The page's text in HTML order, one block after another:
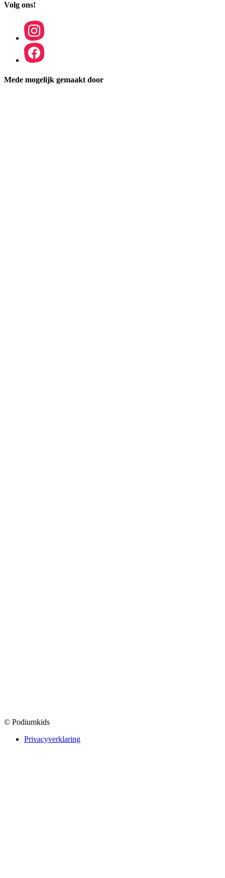
Volg ons!
Mede mogelijk gemaakt door
© Podiumkids
Privacyverklaring